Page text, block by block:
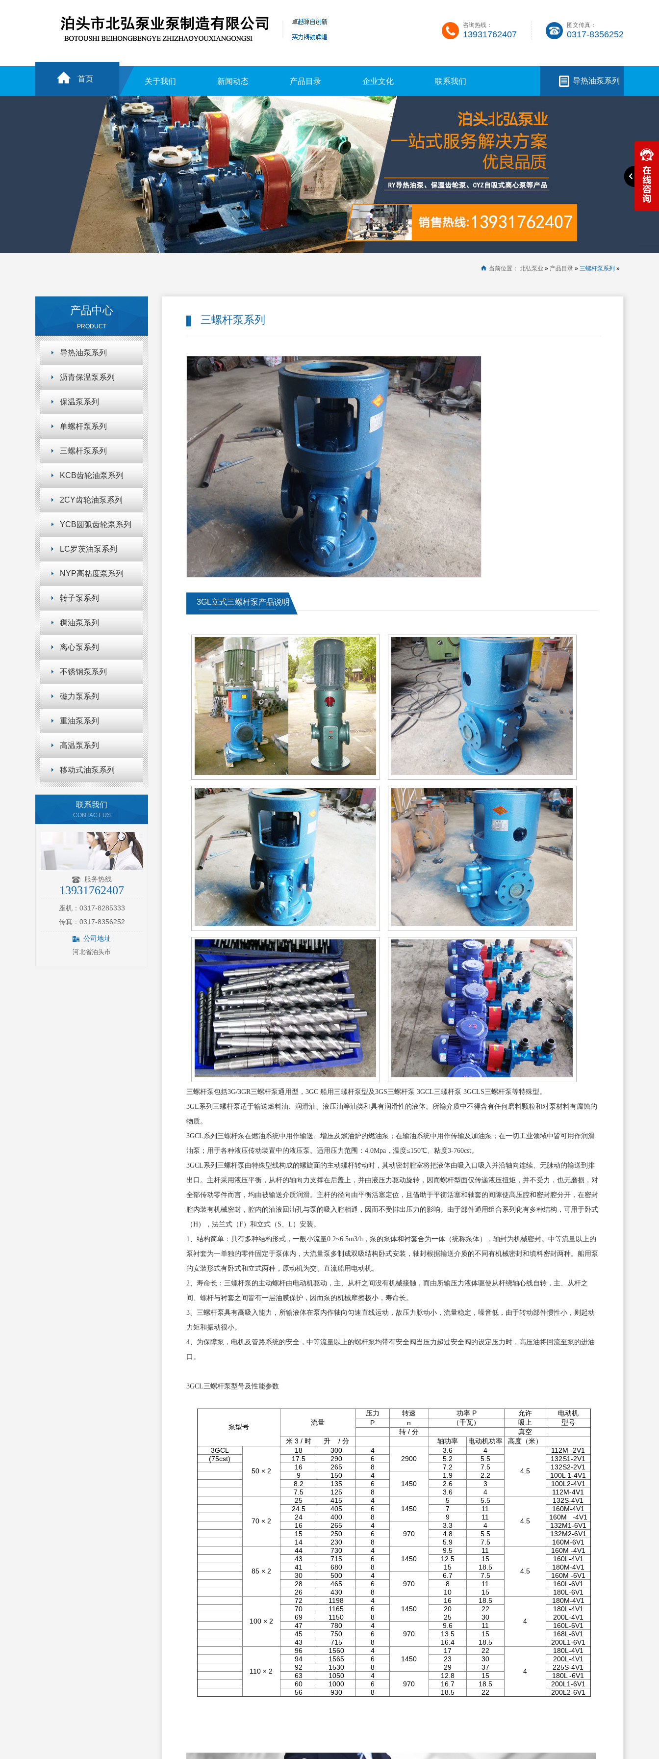
咨询热线：
13931762407
图文传真：
0317-8356252
首页 关于我们 新闻动态 产品目录 企业文化 联系我们 导热油泵系列
当前位置： 北弘泵业 » 产品目录 » 三螺杆泵系列 »
产品中心
PRODUCT
导热油泵系列
沥青保温泵系列
保温泵系列
单螺杆泵系列
三螺杆泵系列
KCB齿轮油泵系列
2CY齿轮油泵系列
YCB圆弧齿轮泵系列
LC罗茨油泵系列
NYP高粘度泵系列
转子泵系列
稠油泵系列
离心泵系列
不锈钢泵系列
磁力泵系列
重油泵系列
高温泵系列
移动式油泵系列
联系我们
CONTACT US
服务热线
13931762407
座机：0317-8285333
传真：0317-8356252
公司地址
河北省泊头市
三螺杆泵系列
3GL立式三螺杆泵产品说明
三螺杆泵包括3G/3GR三螺杆泵通用型，3GC 船用三螺杆泵型及3GS三螺杆泵 3GCL三螺杆泵 3GCLS三螺杆泵等特殊型。
3GL系列三螺杆泵适于输送燃料油、润滑油、液压油等油类和具有润滑性的液体。所输介质中不得含有任何磨料颗粒和对泵材料有腐蚀的
物质。
3GCL系列三螺杆泵在燃油系统中用作输送、增压及燃油炉的燃油泵；在输油系统中用作传输及加油泵；在一切工业领域中皆可用作润滑
油泵；用于各种液压传动装置中的液压泵。适用压力范围：4.0Mpa，温度≤150℃、粘度3-760cst。
3GCL系列三螺杆泵由特殊型线构成的螺旋面的主动螺杆转动时，其动密封腔室将把液体由吸入口吸入并沿轴向连续、无脉动的输送到排
出口。主杆采用液压平衡，从杆的轴向力支撑在后盖上，并由液压力驱动旋转，因而螺杆型面仅传递液压扭矩，并不受力，也无磨损，对
全部传动零件而言，均由被输送介质润滑。主杆的径向由平衡活塞定位，且借助于平衡活塞和轴套的间隙使高压腔和密封腔分开，在密封
腔内装有机械密封，腔内的油液回油孔与泵的吸入腔相通，因而不受排出压力的影响。由于部件通用组合系列化有多种结构，可用于卧式
（H），法兰式（F）和立式（S、L）安装。
1、结构简单：具有多种结构形式，一般小流量0.2~6.5m3/h，泵的泵体和衬套合为一体（统称泵体），轴封为机械密封。中等流量以上的
泵衬套为一单独的零件固定于泵体内，大流量泵多制成双吸结构卧式安装，轴封根据输送介质的不同有机械密封和填料密封两种。船用泵
的安装形式有卧式和立式两种，原动机为交、直流船用电动机。
2、寿命长：三螺杆泵的主动螺杆由电动机驱动，主、从杆之间没有机械接触，而由所输压力液体驱使从杆绕轴心线自转，主、从杆之
间、螺杆与衬套之间皆有一层油膜保护，因而泵的机械摩擦极小，寿命长。
3、三螺杆泵具有高吸入能力，所输液体在泵内作轴向匀速直线运动，故压力脉动小，流量稳定，噪音低，由于转动部件惯性小，则起动
力矩和振动很小。
4、为保障泵，电机及管路系统的安全，中等流量以上的螺杆泵均带有安全阀当压力超过安全阀的设定压力时，高压油将回流至泵的进油
口。
3GCL三螺杆泵型号及性能参数
泵型号
流量
压力 转速 功率 P 允许
电动机
P
n （千瓦） 吸上
型号
转 / 分
真空
米 3 / 时
升 / 分 轴功率 电动机功率
高度（米）
3GCL
50 × 2
18 300
4
2900
3.6 4
4.5
112M -2V1
(75cst)
17.5 290 6 5.2 5.5
132S1-2V1
16
265 8 7.2 7.5
132S2-2V1
9
150
4
1450
1.9 2.2
100L 1-4V1
8.2
135 6 2.6 3
100L2-4V1
7.5
125 8 3.6 4 112M-4V1
70 × 2
25 415
4
1450
5 5.5
4.5
132S-4V1
24.5
405 6 7 11
160M-4V1
24
400 8 9 11
160M -4V1
16
265
4
970
3.3 4
132M1-6V1
15
250 6 4.8 5.5
132M2-6V1
14
230 8 5.9 7.5 160M-6V1
85 × 2
44 730
4
1450
9.5 11
4.5
160M -4V1
43
715 6 12.5 15
160L-4V1
41
680 8 15 18.5
180M-4V1
30
500
4
970
6.7 7.5
160M -6V1
28
465 6 8 11
160L-6V1
26
430 8 10 15 180L-6V1
100 × 2
72 1198
4
1450
16 18.5
4
180M-4V1
70
1165 6 20 22
180L-4V1
69
1150 8 25 30
200L-4V1
47
780
4
970
9.6 11
160L-6V1
45
750 6 13.5 15
168L-6V1
43
715 8 16.4 18.5 200L1-6V1
110 × 2
96 1560
4
1450
17 22
4
180L-4V1
94
1565 6 23 30
200L-4V1
92
1530 8 29 37
225S-4V1
63
1050
4
970
12.8 15
180L -6V1
60
1000 6 16.7 18.5
200L1-6V1
56
930 8 18.5 22 200L2-6V1